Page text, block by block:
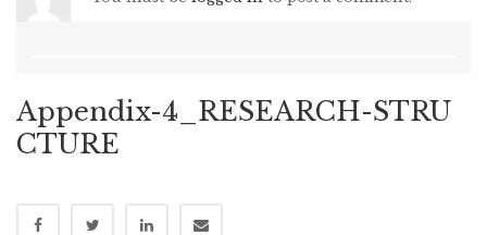
Appendix-4_RESEARCH-STRU
CTURE